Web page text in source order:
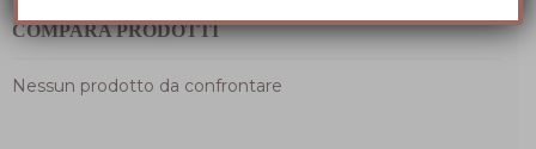
COMPARA PRODOTTI
Nessun prodotto da confrontare